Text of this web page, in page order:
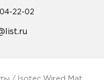
22-02